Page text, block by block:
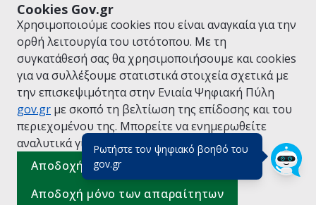
Ρωτήστε τον ψηφιακό βοηθό του
gov.gr(πάτησε για κλείσιμο)
Cookies Gov.gr
Χρησιμοποιούμε cookies που είναι αναγκαία για την
ορθή λειτουργία του ιστότοπου. Με τη
συγκατάθεσή σας θα χρησιμοποιήσουμε και cookies
για να συλλέξουμε στατιστικά στοιχεία σχετικά με
την επισκεψιμότητα στην Ενιαία Ψηφιακή Πύλη
gov.gr με σκοπό τη βελτίωση της επίδοσης και του
περιεχομένου της. Μπορείτε να ενημερωθείτε
αναλυτικά για την Πολιτική Cookies.
Αποδοχή όλων
Αποδοχή μόνο των απαραίτητων
Όροι Χρήσης
Πολιτική Απορρήτου
Δήλωση προσβασιμότητας
Πολιτική cookies
Προτάσεις για το gov.gr
Υλοποίηση από το Υπουργείο Ψηφιακής
Διακυβέρνησης
Ελληνικά |Αγγλικά